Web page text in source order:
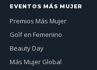
EVENTOS MÁS MUJER
Premios Más Mujer
Golf en Femenino
Beauty Day
Más Mujer Global